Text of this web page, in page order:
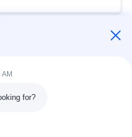
Werkstatt
for?